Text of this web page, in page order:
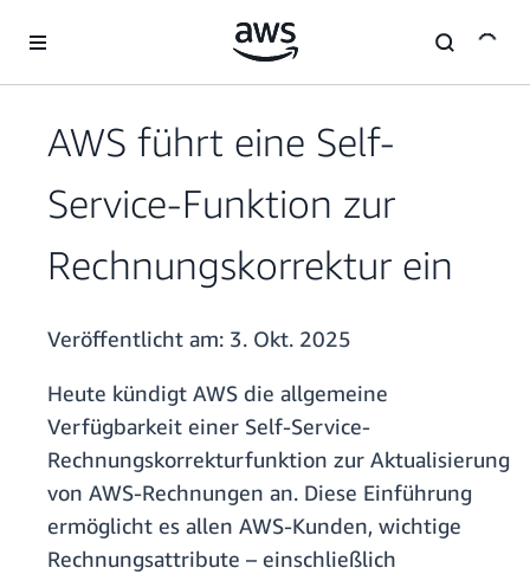
Überspringen zum Hauptinhalt
AWS führt eine Self-
Service-Funktion zur
Rechnungskorrektur ein
Veröffentlicht am: 3. Okt. 2025
Heute kündigt AWS die allgemeine
Verfügbarkeit einer Self-Service-
Rechnungskorrekturfunktion zur Aktualisierung
von AWS-Rechnungen an. Diese Einführung
ermöglicht es allen AWS-Kunden, wichtige
Rechnungsattribute – einschließlich